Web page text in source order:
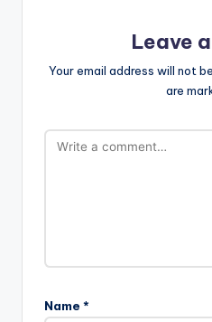
Leave
Your email address will not
are
Name *